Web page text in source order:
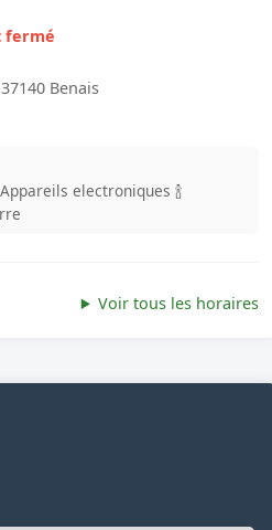
fermé
Benais
electroniques 🍾
Voir tous les horaires